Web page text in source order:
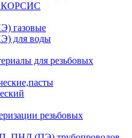
КОРСИС
газовые
для воды
для резьбовых
резьбовых